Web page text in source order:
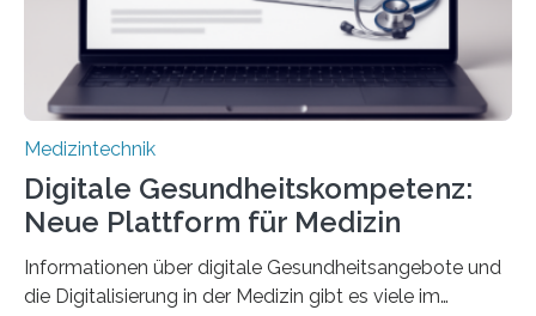
Einfluss nehmen. Das eröffnet…
Medizintechnik
Digitale Gesundheitskompetenz:
Neue Plattform für Medizin
Informationen über digitale Gesundheitsangebote und
die Digitalisierung in der Medizin gibt es viele im